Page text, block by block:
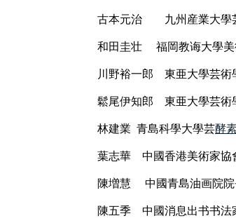
古本元治 九州産業大學
和田圭壮 福岡教诲大學美
川野裕一郎 東亜大學芸術
鬆尾伊知郎 東亜大學芸術
林建業 青島科學大學芸酵
葉志華 中國香港美術家協
陳増慧 中國青島油画院院
陳五季 中國消息出书书法